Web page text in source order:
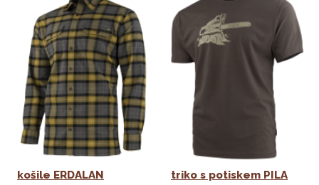
košile ERDALAN
triko s potiskem PILA